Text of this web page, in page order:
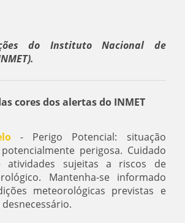
do Instituto Nacional de
cores dos alertas do INMET
- Perigo Potencial: situação
perigosa. Cuidado
atividades sujeitas a riscos de
Mantenha-se informado
meteorológicas previstas e